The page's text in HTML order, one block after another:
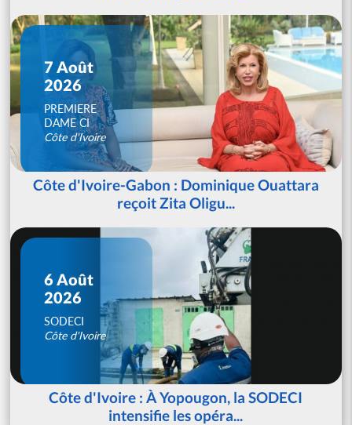
7 Août
2026
PREMIERE
DAME CI
Côte d'Ivoire
Côte d'Ivoire-Gabon : Dominique Ouattara
reçoit Zita Oligu...
6 Août
2026
SODECI
Côte d'Ivoire
Côte d'Ivoire : À Yopougon, la SODECI
intensifie les opéra...